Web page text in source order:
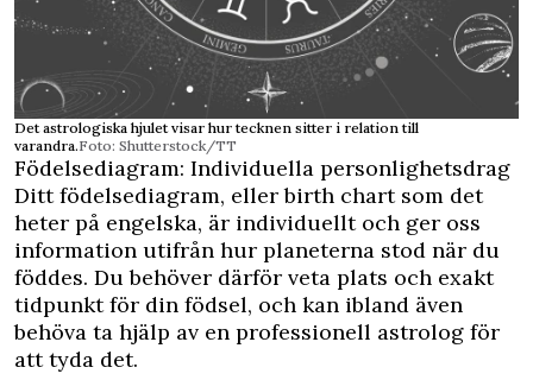
Det astrologiska hjulet visar hur tecknen sitter i relation till
varandra.Foto: Shutterstock/TT
Födelsediagram: Individuella personlighetsdrag
Ditt födelsediagram, eller birth chart som det
heter på engelska, är individuellt och ger oss
information utifrån hur planeterna stod när du
föddes. Du behöver därför veta plats och exakt
tidpunkt för din födsel, och kan ibland även
behöva ta hjälp av en professionell astrolog för
att tyda det.